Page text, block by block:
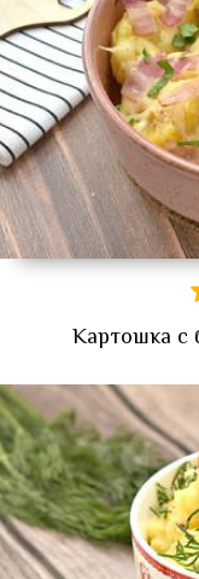
Картошка с